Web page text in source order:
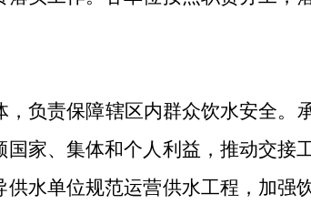
负责保障辖区内群众饮水安全。
家、集体和个人利益，推动交接
水单位规范运营供水工程，加强